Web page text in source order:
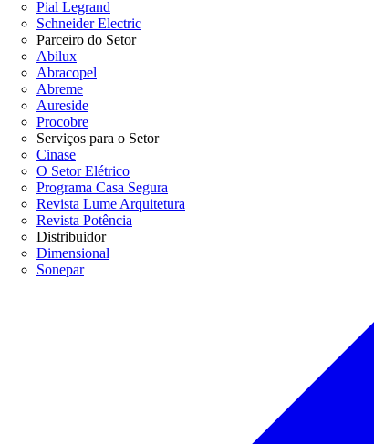
Pial Legrand
Schneider Electric
Parceiro do Setor
Abilux
Abracopel
Abreme
Aureside
Procobre
Serviços para o Setor
Cinase
O Setor Elétrico
Programa Casa Segura
Revista Lume Arquitetura
Revista Potência
Distribuidor
Dimensional
Sonepar